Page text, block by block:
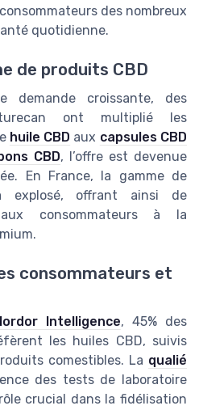
des nombreux
quotidienne.
de produits CBD
demande croissante, des
ont multiplié les
huile CBD aux capsules CBD
CBD, l’offre est devenue
En France, la gamme de
explosé, offrant ainsi de
consommateurs à la
consommateurs et
Intelligence, 45% des
les huiles CBD, suivis
comestibles. La qualié
des tests de laboratoire
crucial dans la fidélisation